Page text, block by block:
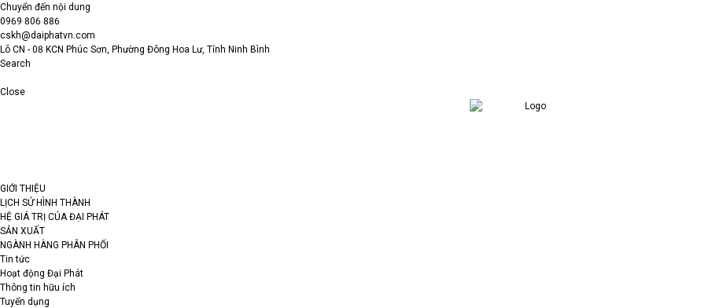
Chuyển đến nội dung
0969 806 886
cskh@daiphatvn.com
Lô CN - 08 KCN Phúc Sơn, Phường Đông Hoa Lư, Tỉnh Ninh Bình
Search
Close
GIỚI THIỆU
LỊCH SỬ HÌNH THÀNH
HỆ GIÁ TRỊ CỦA ĐẠI PHÁT
SẢN XUẤT
NGÀNH HÀNG PHÂN PHỐI
Tin tức
Hoạt động Đại Phát
Thông tin hữu ích
Tuyển dụng